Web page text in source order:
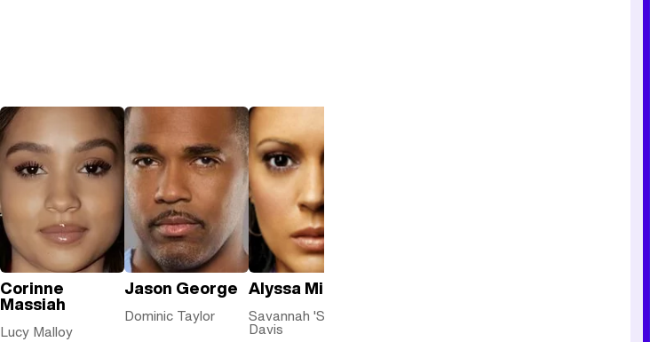
Corinne
Massiah
Lucy Malloy
Jason George
Dominic Taylor
Alyssa Milano
Savannah 'Savi'
Davis